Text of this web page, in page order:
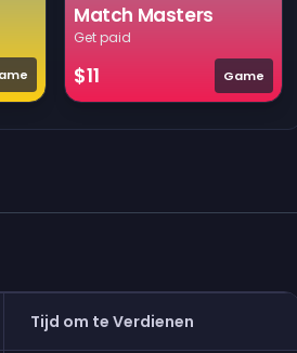
Match Masters
Get paid
$11 Game
Tijd om te Verdienen